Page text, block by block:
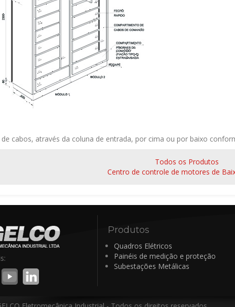
de cabos, através da coluna de entrada, por cima ou por baixo
Todos os Produtos
Centro de controle de motores de
Produtos
Quadros Elétricos
Painéis de medição e proteção
Subestações Metálicas